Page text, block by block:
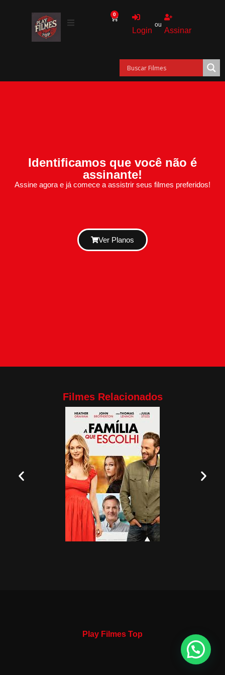
0
Login
ou
Assinar
Identificamos que você não é
assinante!
Assine agora e já comece a assistrir seus filmes preferidos!
Ver Planos
Filmes Relacionados
Play Filmes Top